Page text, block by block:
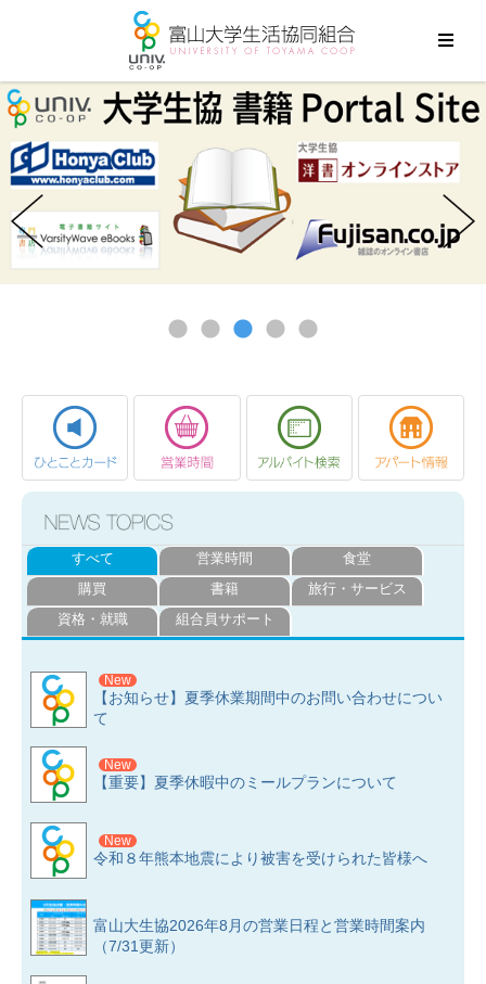
すべて 営業時間
食堂
購買
書籍
旅行・サービス
資格・就職
組合員サポート
New
【お知らせ】夏季休業期間中のお問い合わせについ
て
New
【重要】夏季休暇中のミールプランについて
New
令和８年熊本地震により被害を受けられた皆様へ
富山大生協2026年8月の営業日程と営業時間案内
（7/31更新）